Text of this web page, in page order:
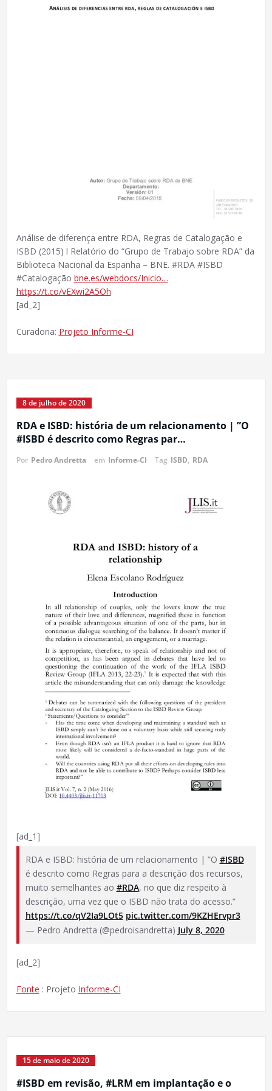
Análise de diferença entre RDA, Regras de Catalogação e
ISBD (2015) l Relatório do “Grupo de Trabajo sobre RDA” da
Biblioteca Nacional da Espanha – BNE. #RDA #ISBD
#Catalogação bne.es/webdocs/Inicio…
https://t.co/vEXwi2A5Oh
[ad_2]
Curadoria: Projeto Informe-CI
8 de julho de 2020
RDA e ISBD: história de um relacionamento | ”O
#ISBD é descrito como Regras par…
Por Pedro Andretta em Informe-CI Tag ISBD, RDA
[ad_1]
RDA e ISBD: história de um relacionamento | ”O #ISBD
é descrito como Regras para a descrição dos recursos,
muito semelhantes ao #RDA, no que diz respeito à
descrição, uma vez que o ISBD não trata do acesso.”
https://t.co/qV2Ia9LOt5 pic.twitter.com/9KZHErvpr3
— Pedro Andretta (@pedroisandretta) July 8, 2020
[ad_2]
Fonte : Projeto Informe-CI
15 de maio de 2020
#ISBD em revisão, #LRM em implantação e o